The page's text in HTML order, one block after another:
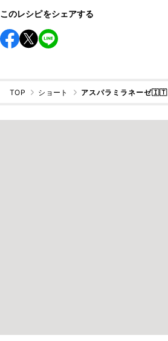
このレシピをシェアする
TOP ショート アスパラミラネーゼ🇮🇹